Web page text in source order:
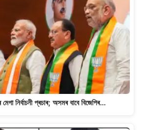
নিৰ্বাচনী প্ৰচাৰ; অসমৰ বাবে বিজেপিৰ…